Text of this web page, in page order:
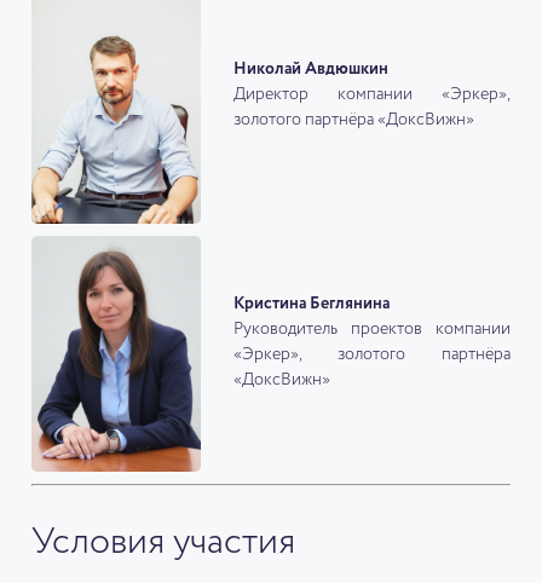
Николай Авдюшкин
Директор компании «Эркер»,
золотого партнёра «ДоксВижн»
Кристина Беглянина
Руководитель проектов компании
«Эркер», золотого партнёра
«ДоксВижн»
Условия участия